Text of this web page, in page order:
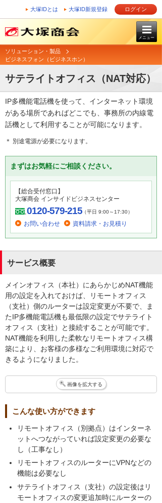
大塚IDとは 大塚ID新規登録 ログイン
メニュー
ソリューション・製品
ビジネスフォン（ビジネスホン）
サテライトオフィス（NAT対応）
IP多機能電話機を使って、インターネット環境
がある場所であればどこでも、事務所の内線電
話機として利用することが可能になります。
＊ 別途電源が必要になります。
まずはお気軽にご相談ください。
【総合受付窓口】
大塚商会 インサイドビジネスセンター
0120-579-215（平日 9:00～17:30）
お問い合わせ 資料請求・お見積り
サービス概要
メインオフィス（本社）にあらかじめNAT機能
用の設定を入れておけば、リモートオフィス
（支社）側のルーターは設定変更が不要で、ま
たIP多機能電話機も最低限の設定でサテライト
オフィス（支社）と接続することが可能です。
NAT機能を利用した柔軟なリモートオフィス構
築により、お客様の多様なご利用環境に対応で
きるようになりました。
画像を拡大する
こんな使い方ができます
リモートオフィス（別拠点）はインターネ
ットへつながっていれば設定変更の必要な
し（工事なし）
リモートオフィスのルーターにVPNなどの
機能は必要なし
サテライトオフィス（支社）の設定後はリ
モートオフィスの変更追加時にルーターの